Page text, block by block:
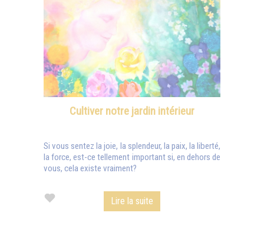
Cultiver notre jardin intérieur
Si vous sentez la joie, la splendeur, la paix, la liberté,
la force, est-ce tellement important si, en dehors de
vous, cela existe vraiment?
Lire la suite